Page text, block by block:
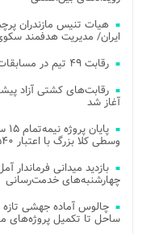
هیات تنیس مازندران
ایران/ مدیریت هدفمند
رقابت ۴۹ تیم در مسابقات ۲۰۰ امتیازی تنیس ساحلی کشور در مازندران
آغاز شد
وسطی کلا بزرگ با اعتبار ۵۴۰ میلیاردی
چهارشنبه‌های خدمت‌رسانی
ساحل تا تکمیل پروژه‌های